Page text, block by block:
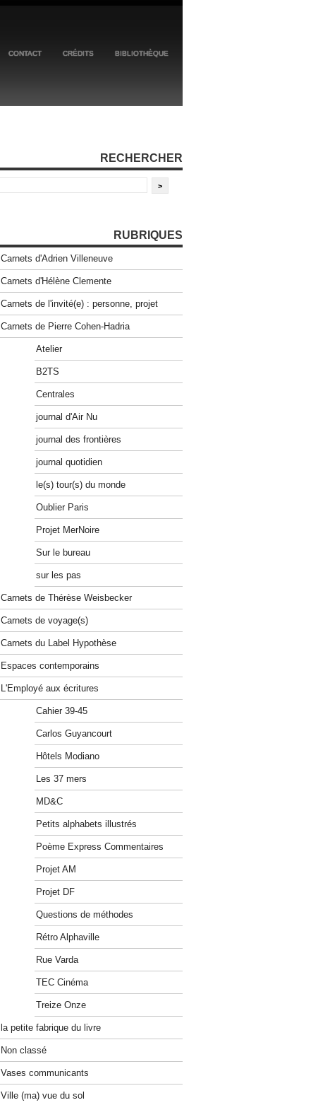
CONTACT CRÉDITS BIBLIOTHÈQUE
RECHERCHER
RUBRIQUES
Carnets d'Adrien Villeneuve
Carnets d'Hélène Clemente
Carnets de l'invité(e) : personne, projet
Carnets de Pierre Cohen-Hadria
Atelier
B2TS
Centrales
journal d'Air Nu
journal des frontières
journal quotidien
le(s) tour(s) du monde
Oublier Paris
Projet MerNoire
Sur le bureau
sur les pas
Carnets de Thérèse Weisbecker
Carnets de voyage(s)
Carnets du Label Hypothèse
Espaces contemporains
L'Employé aux écritures
Cahier 39-45
Carlos Guyancourt
Hôtels Modiano
Les 37 mers
MD&C
Petits alphabets illustrés
Poème Express Commentaires
Projet AM
Projet DF
Questions de méthodes
Rétro Alphaville
Rue Varda
TEC Cinéma
Treize Onze
la petite fabrique du livre
Non classé
Vases communicants
Ville (ma) vue du sol